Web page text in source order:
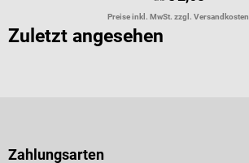
Preise inkl. MwSt. zzgl. Versandkosten
Zuletzt angesehen
Zahlungsarten